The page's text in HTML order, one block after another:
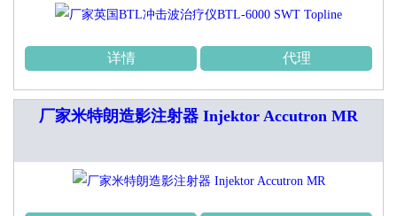
详情 代理
厂家米特朗造影注射器 Injektor Accutron MR